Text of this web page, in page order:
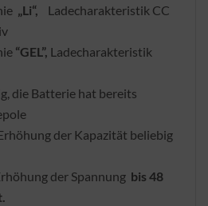
„Li“,
Ladecharakteristik CC
“GEL”, Ladecharakteristik
die Batterie hat bereits
der Kapazität beliebig
der Spannung bis 48